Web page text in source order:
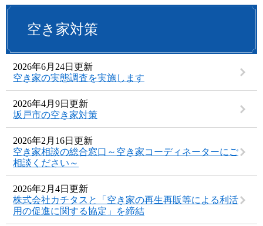
空き家対策
2026年6月24日更新
空き家の実態調査を実施します
2026年4月9日更新
坂戸市の空き家対策
2026年2月16日更新
空き家相談の総合窓口～空き家コーディネーターにご
相談ください～
2026年2月4日更新
株式会社カチタスと「空き家の再生再販等による利活
用の促進に関する協定」を締結